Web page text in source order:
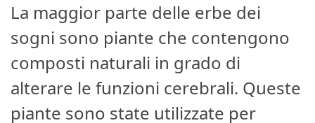
La maggior parte delle erbe dei
sogni sono piante che contengono
composti naturali in grado di
alterare le funzioni cerebrali. Queste
piante sono state utilizzate per